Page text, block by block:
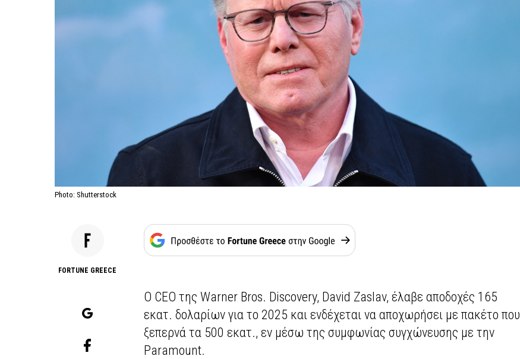
Photo: Shutterstock
FORTUNE GREECE
Ο CEO της Warner Bros. Discovery, David Zaslav, έλαβε αποδοχές 165
εκατ. δολαρίων για το 2025 και ενδέχεται να αποχωρήσει με πακέτο που
ξεπερνά τα 500 εκατ., εν μέσω της συμφωνίας συγχώνευσης με την
Paramount.